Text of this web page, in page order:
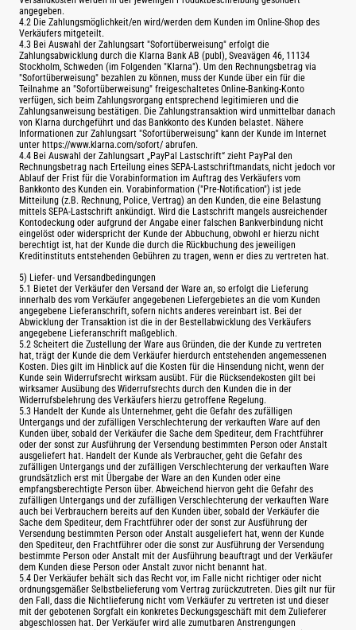
angegeben.
4.2 Die Zahlungsmöglichkeit/en wird/werden dem Kunden im Online-Shop des
Verkäufers mitgeteilt.
4.3 Bei Auswahl der Zahlungsart "Sofortüberweisung" erfolgt die
Zahlungsabwicklung durch die Klarna Bank AB (publ), Sveavägen 46, 11134
Stockholm, Schweden (im Folgenden "Klarna"). Um den Rechnungsbetrag via
"Sofortüberweisung" bezahlen zu können, muss der Kunde über ein für die
Teilnahme an "Sofortüberweisung" freigeschaltetes Online-Banking-Konto
verfügen, sich beim Zahlungsvorgang entsprechend legitimieren und die
Zahlungsanweisung bestätigen. Die Zahlungstransaktion wird unmittelbar danach
von Klarna durchgeführt und das Bankkonto des Kunden belastet. Nähere
Informationen zur Zahlungsart "Sofortüberweisung" kann der Kunde im Internet
unter https://www.klarna.com/sofort/ abrufen.
4.4 Bei Auswahl der Zahlungsart „PayPal Lastschrift“ zieht PayPal den
Rechnungsbetrag nach Erteilung eines SEPA-Lastschriftmandats, nicht jedoch vor
Ablauf der Frist für die Vorabinformation im Auftrag des Verkäufers vom
Bankkonto des Kunden ein. Vorabinformation ("Pre-Notification") ist jede
Mitteilung (z.B. Rechnung, Police, Vertrag) an den Kunden, die eine Belastung
mittels SEPA-Lastschrift ankündigt. Wird die Lastschrift mangels ausreichender
Kontodeckung oder aufgrund der Angabe einer falschen Bankverbindung nicht
eingelöst oder widerspricht der Kunde der Abbuchung, obwohl er hierzu nicht
berechtigt ist, hat der Kunde die durch die Rückbuchung des jeweiligen
Kreditinstituts entstehenden Gebühren zu tragen, wenn er dies zu vertreten hat.
5) Liefer- und Versandbedingungen
5.1 Bietet der Verkäufer den Versand der Ware an, so erfolgt die Lieferung
innerhalb des vom Verkäufer angegebenen Liefergebietes an die vom Kunden
angegebene Lieferanschrift, sofern nichts anderes vereinbart ist. Bei der
Abwicklung der Transaktion ist die in der Bestellabwicklung des Verkäufers
angegebene Lieferanschrift maßgeblich.
5.2 Scheitert die Zustellung der Ware aus Gründen, die der Kunde zu vertreten
hat, trägt der Kunde die dem Verkäufer hierdurch entstehenden angemessenen
Kosten. Dies gilt im Hinblick auf die Kosten für die Hinsendung nicht, wenn der
Kunde sein Widerrufsrecht wirksam ausübt. Für die Rücksendekosten gilt bei
wirksamer Ausübung des Widerrufsrechts durch den Kunden die in der
Widerrufsbelehrung des Verkäufers hierzu getroffene Regelung.
5.3 Handelt der Kunde als Unternehmer, geht die Gefahr des zufälligen
Untergangs und der zufälligen Verschlechterung der verkauften Ware auf den
Kunden über, sobald der Verkäufer die Sache dem Spediteur, dem Frachtführer
oder der sonst zur Ausführung der Versendung bestimmten Person oder Anstalt
ausgeliefert hat. Handelt der Kunde als Verbraucher, geht die Gefahr des
zufälligen Untergangs und der zufälligen Verschlechterung der verkauften Ware
grundsätzlich erst mit Übergabe der Ware an den Kunden oder eine
empfangsberechtigte Person über. Abweichend hiervon geht die Gefahr des
zufälligen Untergangs und der zufälligen Verschlechterung der verkauften Ware
auch bei Verbrauchern bereits auf den Kunden über, sobald der Verkäufer die
Sache dem Spediteur, dem Frachtführer oder der sonst zur Ausführung der
Versendung bestimmten Person oder Anstalt ausgeliefert hat, wenn der Kunde
den Spediteur, den Frachtführer oder die sonst zur Ausführung der Versendung
bestimmte Person oder Anstalt mit der Ausführung beauftragt und der Verkäufer
dem Kunden diese Person oder Anstalt zuvor nicht benannt hat.
5.4 Der Verkäufer behält sich das Recht vor, im Falle nicht richtiger oder nicht
ordnungsgemäßer Selbstbelieferung vom Vertrag zurückzutreten. Dies gilt nur für
den Fall, dass die Nichtlieferung nicht vom Verkäufer zu vertreten ist und dieser
mit der gebotenen Sorgfalt ein konkretes Deckungsgeschäft mit dem Zulieferer
abgeschlossen hat. Der Verkäufer wird alle zumutbaren Anstrengungen